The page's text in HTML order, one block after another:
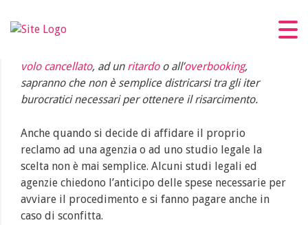
Tutti i passeggeri aerei che si sono trovati almeno una
volo cancellato, ad un ritardoo all’overbooking,
sapranno che non è semplice districarsi tra gli iter
burocratici necessari per ottenere il risarcimento.
Anche quando si decide di affidare il proprio
reclamo ad una agenzia o ad uno studio legale la
scelta non è mai semplice. Alcuni studi legali ed
agenzie chiedono l’anticipo delle spese necessarie per
avviare il procedimento e si fanno pagare anche in
caso di sconfitta.